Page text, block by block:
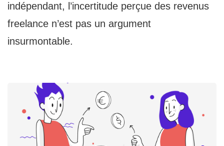
indépendant, l’incertitude perçue des revenus
freelance n’est pas un argument
insurmontable.